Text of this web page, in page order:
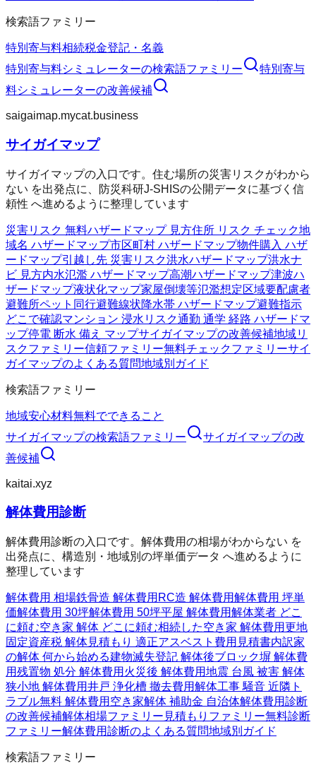
検索語ファミリー
特別寄与料相続税金登記・名義
特別寄与料シミュレーターの検索語ファミリー
特別寄与
料シミュレーターの改善候補
saigaimap.mycat.business
サイガイマップ
サイガイマップの入口です。住む場所の災害リスクがわから
ない を出発点に、防災科研J-SHISの公開データに基づく信
頼性 へ進めるように整理しています
災害リスク 無料ハザードマップ 見方住所 リスク チェック地
域名 ハザードマップ市区町村 ハザードマップ物件購入 ハザ
ードマップ引越し先 災害リスク洪水ハザードマップ洪水ナ
ビ 見方内水氾濫 ハザードマップ高潮ハザードマップ津波ハ
ザードマップ液状化マップ家屋倒壊等氾濫想定区域要配慮者
避難所ペット同行避難線状降水帯 ハザードマップ避難指示
どこで確認マンション 浸水リスク通勤 通学 経路 ハザードマ
ップ停電 断水 備え マップサイガイマップの改善候補地域リ
スクファミリー信頼ファミリー無料チェックファミリーサイ
ガイマップのよくある質問地域別ガイド
検索語ファミリー
地域安心材料無料でできること
サイガイマップの検索語ファミリー サイガイマップの改
善候補
kaitai.xyz
解体費用診断
解体費用診断の入口です。解体費用の相場がわからない を
出発点に、構造別・地域別の坪単価データ へ進めるように
整理しています
解体費用 相場鉄骨造 解体費用 RC造 解体費用解体費用 坪単
価解体費用 30坪解体費用 50坪平屋 解体費用解体業者 どこ
に頼む空き家 解体 どこに頼む相続した空き家 解体費用更地
固定資産税 解体見積もり 適正アスベスト費用 見積書内訳家
の解体 何から始める建物滅失登記 解体後ブロック塀 解体費
用残置物 処分 解体費用 火災後 解体費用地震 台風 被害 解体
狭小地 解体費用井戸 浄化槽 撤去費用解体工事 騒音 近隣ト
ラブル無料 解体費用 空き家解体 補助金 自治体解体費用診断
の改善候補解体相場ファミリー 見積もりファミリー無料診断
ファミリー解体費用診断のよくある質問地域別ガイド
検索語ファミリー